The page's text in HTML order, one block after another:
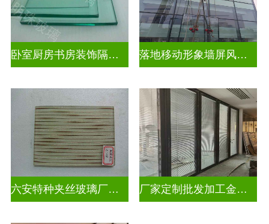
卧室厨房书房装饰隔断屏风 落地移动形象墙屏风隔断
六安特种夹丝玻璃厂家电话 厂家定制批发加工金属丝夹丝玻璃